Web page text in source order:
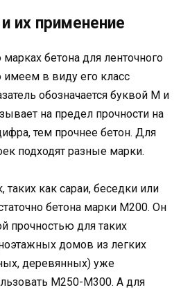
их применение
бетона для ленточного
в виду его класс
обозначается буквой М и
на предел прочности на
тем прочнее бетон. Для
подходят разные марки.
таких как сараи, беседки или
бетона марки М200. Он
прочностью для таких
домов из легких
деревянных) уже
М250-М300. А для